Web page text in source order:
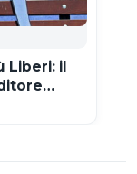
Liberi: il